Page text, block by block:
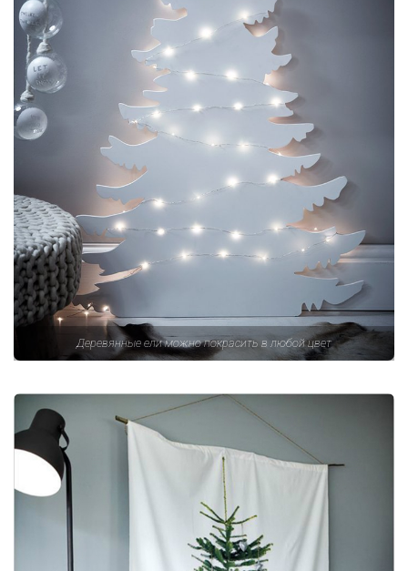
Деревянные ели можно покрасить в любой цвет